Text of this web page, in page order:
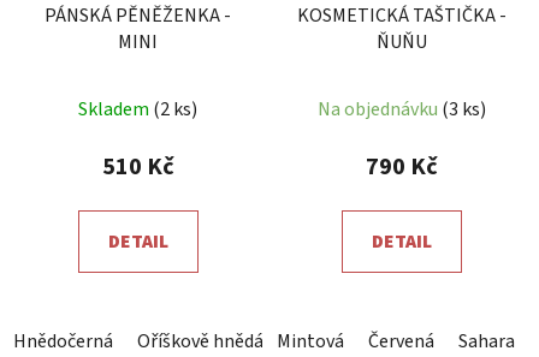
PÁNSKÁ PĚNĚŽENKA -
MINI
Skladem (2 ks)
510 Kč
DETAIL
Hnědočerná Oříškově hnědá
KOSMETICKÁ TAŠTIČKA -
ŇUŇU
hodnocení
produktu
5,0
z
Na objednávku (3 ks)
790 Kč
DETAIL
Mintová Červená Sahara